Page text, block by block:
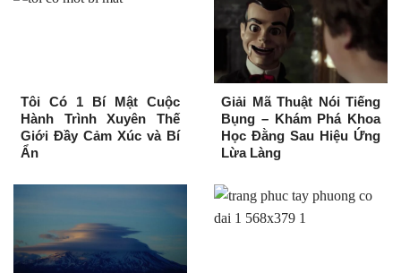
Tôi Có 1 Bí Mật Cuộc
Hành Trình Xuyên Thế
Giới Đầy Cảm Xúc và Bí
Ẩn
Giải Mã Thuật Nói Tiếng
Bụng – Khám Phá Khoa
Học Đằng Sau Hiệu Ứng
Lừa Làng